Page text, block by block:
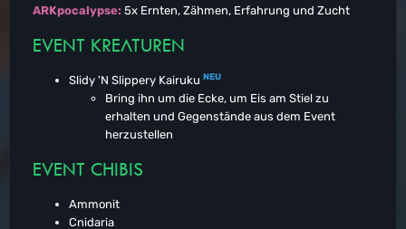
ARKpocalypse: 5x Ernten, Zähmen, Erfahrung und Zucht
EVENT KREATUREN
Slidy 'N Slippery Kairuku NEU
Bring ihn um die Ecke, um Eis am Stiel zu
erhalten und Gegenstände aus dem Event
herzustellen
EVENT CHIBIS
Ammonit
Cnidaria